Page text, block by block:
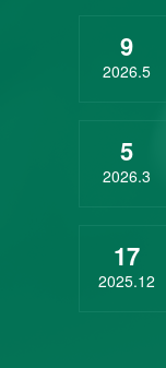
9
2026.5
5
2026.3
17
2025.12